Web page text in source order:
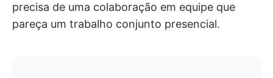
precisa de uma colaboração em equipe que
pareça um trabalho conjunto presencial.